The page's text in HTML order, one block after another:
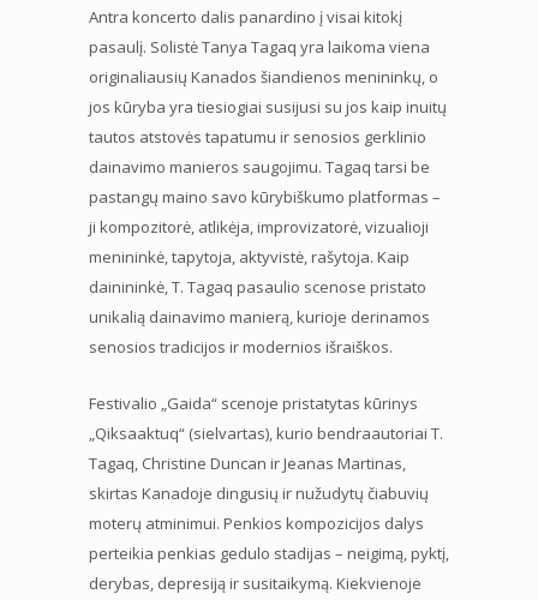
Antra koncerto dalis panardino į visai kitokį
pasaulį. Solistė Tanya Tagaq yra laikoma viena
originaliausių Kanados šiandienos menininkų, o
jos kūryba yra tiesiogiai susijusi su jos kaip inuitų
tautos atstovės tapatumu ir senosios gerklinio
dainavimo manieros saugojimu. Tagaq tarsi be
pastangų maino savo kūrybiškumo platformas –
ji kompozitorė, atlikėja, improvizatorė, vizualioji
menininkė, tapytoja, aktyvistė, rašytoja. Kaip
dainininkė, T. Tagaq pasaulio scenose pristato
unikalią dainavimo manierą, kurioje derinamos
senosios tradicijos ir modernios išraiškos.
Festivalio „Gaida“ scenoje pristatytas kūrinys
„Qiksaaktuq“ (sielvartas), kurio bendraautoriai T.
Tagaq, Christine Duncan ir Jeanas Martinas,
skirtas Kanadoje dingusių ir nužudytų čiabuvių
moterų atminimui. Penkios kompozicijos dalys
perteikia penkias gedulo stadijas – neigimą, pyktį,
derybas, depresiją ir susitaikymą. Kiekvienoje